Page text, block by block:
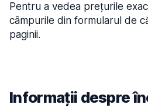
Pentru a vedea prețurile
câmpurile din formularul de
paginii.
Informații despre